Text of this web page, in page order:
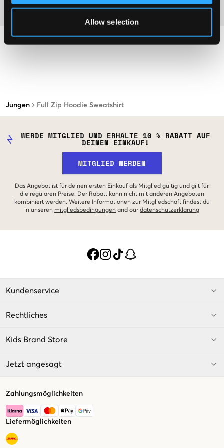
Allow selection
Jungen Full Zip Hoodie Sweatshirt
Material
WERDE MITGLIED UND ERHALTE 10 % RABATT AUF
DEINEN EINKAUF!
MITGLIED WERDEN
Das Angebot ist für deinen ersten Einkauf als Mitglied gültig und gilt für
die regulären Preise. Der Rabatt kann nicht mit anderen Angeboten
kombiniert werden. Weitere Informationen zur Mitgliedschaft findest du
in unseren mitgliedsbedingungen and our datenschutzerklarung
Kundenservice
Rechtliches
Kids Brand Store
Jetzt angesagt
Zahlungsmöglichkeiten
Liefermöglichkeiten